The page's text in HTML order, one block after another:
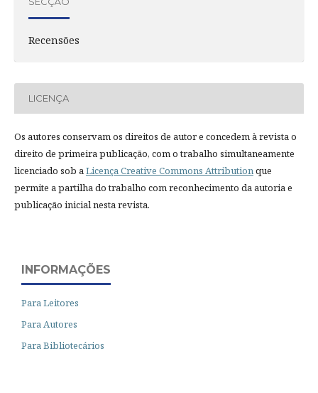
Recensões
LICENÇA
Os autores conservam os direitos de autor e concedem à revista o
direito de primeira publicação, com o trabalho simultaneamente
licenciado sob aLicença Creative Commons Attributionque
permite a partilha do trabalho com reconhecimento da autoria e
publicação inicial nesta revista.
INFORMAÇÕES
Para Leitores
Para Autores
Para Bibliotecários